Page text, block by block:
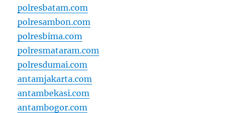
polresbatam.com
polresambon.com
polresbima.com
polresmataram.com
polresdumai.com
antamjakarta.com
antambekasi.com
antambogor.com